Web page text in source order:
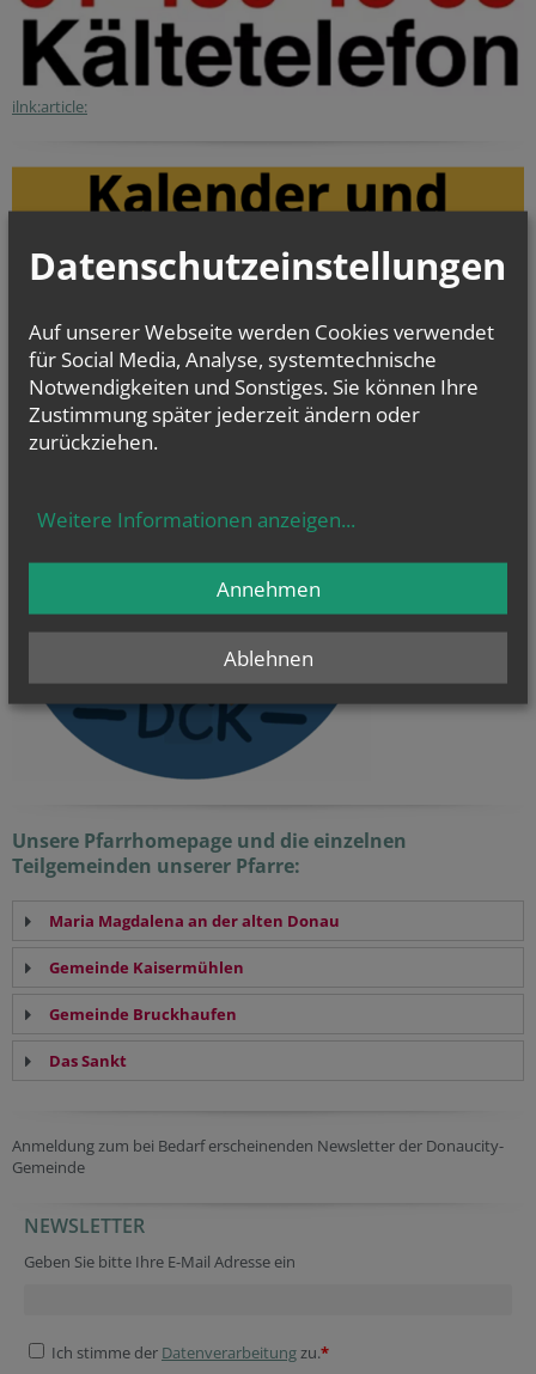
ilnk:article:
Unsere Pfarrhomepage und die einzelnen
Teilgemeinden unserer Pfarre:
Maria Magdalena an der alten Donau
Gemeinde Kaisermühlen
Gemeinde Bruckhaufen
Das Sankt
Anmeldung zum bei Bedarf erscheinenden Newsletter der Donaucity-
Gemeinde
NEWSLETTER
Geben Sie bitte Ihre E-Mail Adresse ein
Ich stimme der Datenverarbeitungzu.*
Datenschutzeinstellungen
Auf unserer Webseite werden Cookies verwendet
für Social Media, Analyse, systemtechnische
Notwendigkeiten und Sonstiges. Sie können Ihre
Zustimmung später jederzeit ändern oder
zurückziehen.
Weitere Informationen anzeigen...
Ablehnen
Annehmen